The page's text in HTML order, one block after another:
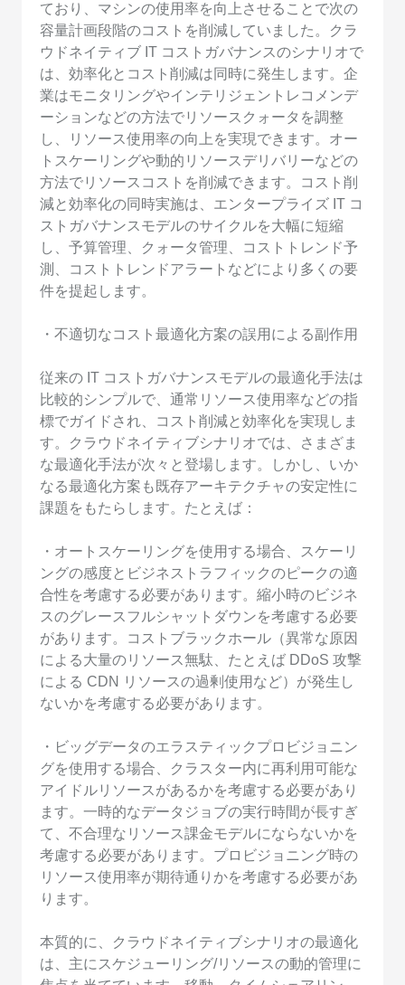
ており、マシンの使用率を向上させることで次の
容量計画段階のコストを削減していました。クラ
ウドネイティブ IT コストガバナンスのシナリオで
は、効率化とコスト削減は同時に発生します。企
業はモニタリングやインテリジェントレコメンデ
ーションなどの方法でリソースクォータを調整
し、リソース使用率の向上を実現できます。オー
トスケーリングや動的リソースデリバリーなどの
方法でリソースコストを削減できます。コスト削
減と効率化の同時実施は、エンタープライズ IT コ
ストガバナンスモデルのサイクルを大幅に短縮
し、予算管理、クォータ管理、コストトレンド予
測、コストトレンドアラートなどにより多くの要
件を提起します。
・不適切なコスト最適化方案の誤用による副作用
従来の IT コストガバナンスモデルの最適化手法は
比較的シンプルで、通常リソース使用率などの指
標でガイドされ、コスト削減と効率化を実現しま
す。クラウドネイティブシナリオでは、さまざま
な最適化手法が次々と登場します。しかし、いか
なる最適化方案も既存アーキテクチャの安定性に
課題をもたらします。たとえば：
・オートスケーリングを使用する場合、スケーリ
ングの感度とビジネストラフィックのピークの適
合性を考慮する必要があります。縮小時のビジネ
スのグレースフルシャットダウンを考慮する必要
があります。コストブラックホール（異常な原因
による大量のリソース無駄、たとえば DDoS 攻撃
による CDN リソースの過剰使用など）が発生し
ないかを考慮する必要があります。
・ビッグデータのエラスティックプロビジョニン
グを使用する場合、クラスター内に再利用可能な
アイドルリソースがあるかを考慮する必要があり
ます。一時的なデータジョブの実行時間が長すぎ
て、不合理なリソース課金モデルにならないかを
考慮する必要があります。プロビジョニング時の
リソース使用率が期待通りかを考慮する必要があ
ります。
本質的に、クラウドネイティブシナリオの最適化
は、主にスケジューリング/リソースの動的管理に